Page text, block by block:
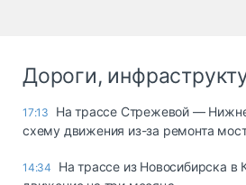
Дороги,
17:13
На трассе Стрежевой —
схему движения из-за ремонта
14:34
На трассе из Новосибирска в